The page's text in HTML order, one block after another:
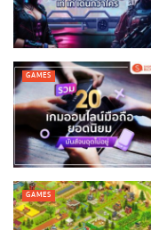
GAMES
GAMES